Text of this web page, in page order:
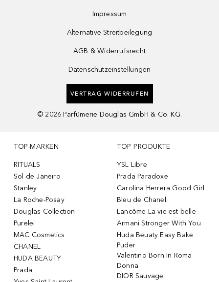
Impressum
Alternative Streitbeilegung
AGB & Widerrufsrecht
Datenschutzeinstellungen
VERTRAG WIDERRUFEN
© 2026 Parfümerie Douglas GmbH & Co. KG.
TOP-MARKEN
RITUALS
Sol de Janeiro
Stanley
La Roche-Posay
Douglas Collection
Purelei
MAC Cosmetics
CHANEL
HUDA BEAUTY
Prada
TOP PRODUKTE
YSL Libre
Prada Paradoxe
Carolina Herrera Good Girl
Bleu de Chanel
Lancôme La vie est belle
Armani Stronger With You
Huda Beuaty Easy Bake
Puder
Valentino Born In Roma
Donna
DIOR Sauvage